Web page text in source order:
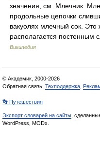
значения, см. Млечник.
продольные цепочки
вакуолях млечный сок.
располагается
Википедия
© Академик, 2000-2026
Обратная связь: Техподдержка
👣 Путешествия
Экспорт словарей на сайты ,
WordPress, MODx.